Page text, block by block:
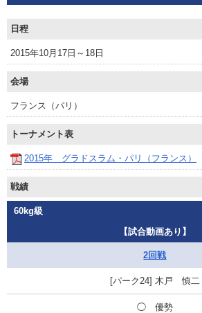
日程
2015年10月17日～18日
会場
フランス（パリ）
トーナメント表
2015年 グラドスラム・パリ（フランス）
戦績
60kg級
【試合動画あり】
2回戦
木戸 慎二
◯優勢